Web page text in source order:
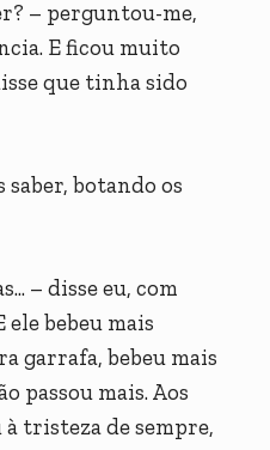
– perguntou-me,
E ficou muito
que tinha sido
botando os
– disse eu, com
bebeu mais
garrafa, bebeu mais
passou mais. Aos
tristeza de sempre,